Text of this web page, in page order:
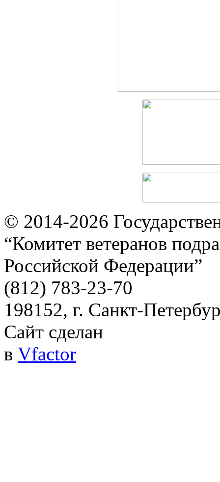
© 2014-2026
“Комитет ветеранов
Российской Федерации”
(812) 783-23-70
198152, г. Санкт-
Сайт сделан
в Vfactor